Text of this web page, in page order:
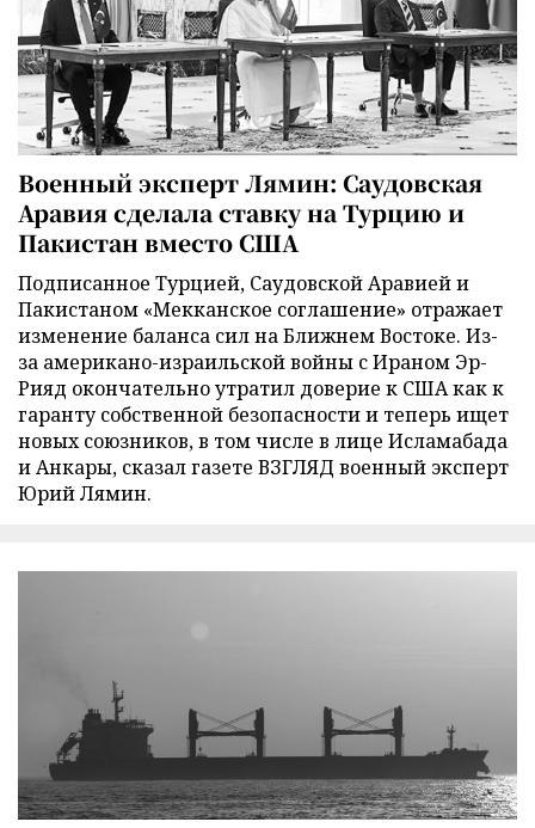
Военный эксперт Лямин: Саудовская
Аравия сделала ставку на Турцию и
Пакистан вместо США
Подписанное Турцией, Саудовской Аравией и
Пакистаном «Мекканское соглашение» отражает
изменение баланса сил на Ближнем Востоке. Из-
за американо-израильской войны с Ираном Эр-
Рияд окончательно утратил доверие к США как к
гаранту собственной безопасности и теперь ищет
новых союзников, в том числе в лице Исламабада
и Анкары, сказал газете ВЗГЛЯД военный эксперт
Юрий Лямин.